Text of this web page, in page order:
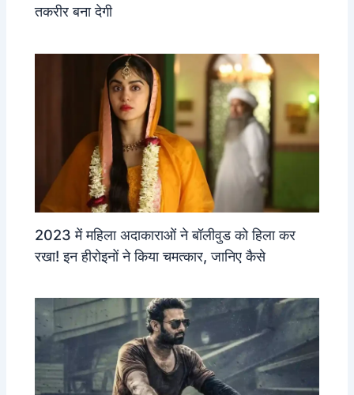
तकरीर बना देगी
2023 में महिला अदाकाराओं ने बॉलीवुड को हिला कर
रखा! इन हीरोइनों ने किया चमत्कार, जानिए कैसे